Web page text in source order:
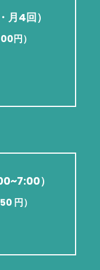
月4回）
円）
）
円）